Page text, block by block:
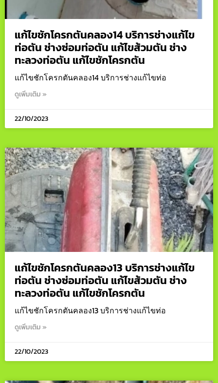
แก้ไขชักโครกตันคลอง14 บริการช่างแก้ไข
ท่อตัน ช่างซ่อมท่อตัน แก้ไขส้วมตัน ช่าง
ทะลวงท่อตัน แก้ไขชักโครกตัน
แก้ไขชักโครกตันคลอง14 บริการช่างแก้ไขท่อ
ดูเพิ่มเติม »
22/10/2023
แก้ไขชักโครกตันคลอง13 บริการช่างแก้ไข
ท่อตัน ช่างซ่อมท่อตัน แก้ไขส้วมตัน ช่าง
ทะลวงท่อตัน แก้ไขชักโครกตัน
แก้ไขชักโครกตันคลอง13 บริการช่างแก้ไขท่อ
ดูเพิ่มเติม »
22/10/2023